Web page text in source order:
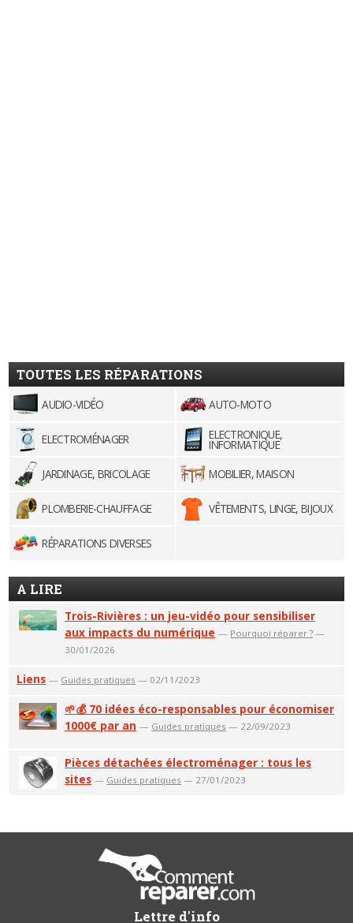
TOUTES LES RÉPARATIONS
AUDIO-VIDÉO AUTO-MOTO
ELECTROMÉNAGER ELECTRONIQUE,
INFORMATIQUE
JARDINAGE, BRICOLAGE
MOBILIER, MAISON
PLOMBERIE-CHAUFFAGE VÊTEMENTS, LINGE, BIJOUX
RÉPARATIONS DIVERSES
A LIRE
Trois-Rivières : un jeu-vidéo pour sensibiliser
aux impacts du numérique — Pourquoi réparer ? —
30/01/2026
Liens — Guides pratiques — 02/11/2023
🌱💰 70 idées éco-responsables pour économiser
1000€ par an — Guides pratiques — 22/09/2023
Pièces détachées électroménager : tous les
sites — Guides pratiques — 27/01/2023
Lettre d'info